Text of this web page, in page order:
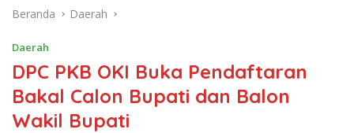
Beranda Daerah
Daerah
DPC PKB OKI Buka Pendaftaran
Bakal Calon Bupati dan Balon
Wakil Bupati